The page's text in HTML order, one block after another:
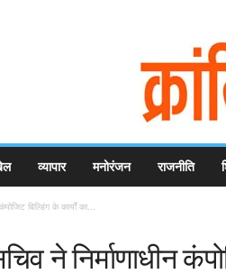
व्यापार मनोरंजन राजनीति
बिल्डिंग के कार्यों का...
ने निर्माणाधीन